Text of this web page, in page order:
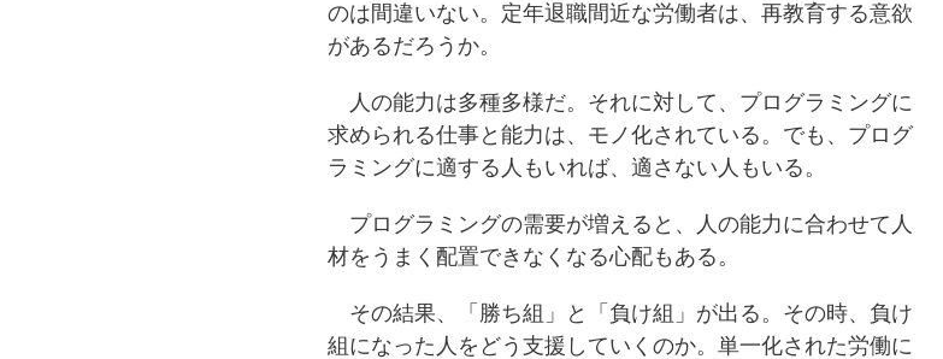
のは間違いない。定年退職間近な労働者は、再教育する意欲
があるだろうか。
人の能力は多種多様だ。それに対して、プログラミングに
求められる仕事と能力は、モノ化されている。でも、プログ
ラミングに適する人もいれば、適さない人もいる。
プログラミングの需要が増えると、人の能力に合わせて人
材をうまく配置できなくなる心配もある。
その結果、「勝ち組」と「負け組」が出る。その時、負け
組になった人をどう支援していくのか。単一化された労働に